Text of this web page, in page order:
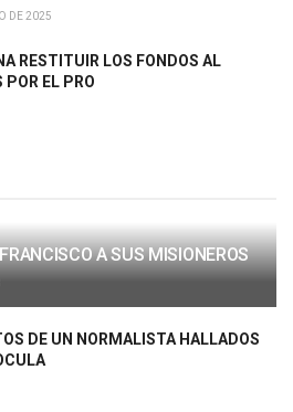
DE 2025
RESTITUIR LOS FONDOS AL
POR EL PRO
A SUS MISIONEROS
DE UN NORMALISTA HALLADOS